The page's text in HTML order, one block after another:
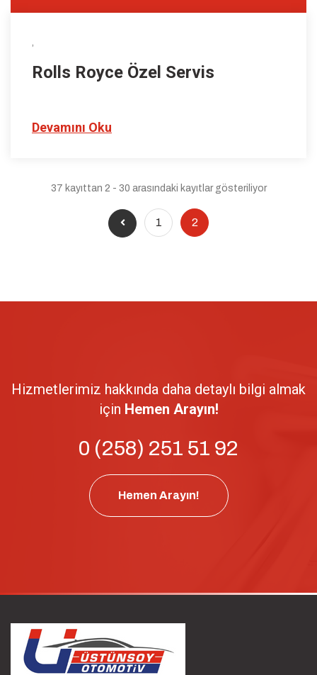
,
Rolls Royce Özel Servis
Devamını Oku
37 kayıttan 2 - 30 arasındaki kayıtlar gösteriliyor
1 2
Hizmetlerimiz hakkında daha detaylı bilgi almak
için Hemen Arayın!
0 (258) 251 51 92
Hemen Arayın!